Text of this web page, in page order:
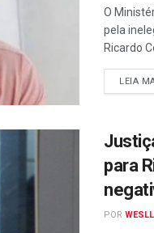
O
pela
Ricardo
LEIA
para
POR